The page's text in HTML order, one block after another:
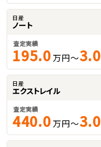
日産
ノート
査定実績
195.0 万円～3.0
日産
エクストレイル
査定実績
440.0 万円～3.0